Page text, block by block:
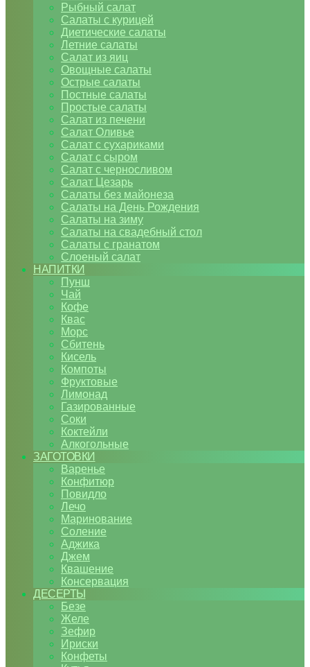
Рыбный салат
Салаты с курицей
Диетические салаты
Летние салаты
Салат из яиц
Овощные салаты
Острые салаты
Постные салаты
Простые салаты
Салат из печени
Салат Оливье
Салат с сухариками
Салат с сыром
Салат с черносливом
Салат Цезарь
Салаты без майонеза
Салаты на День Рождения
Салаты на зиму
Салаты на свадебный стол
Салаты с гранатом
Слоеный салат
НАПИТКИ
Пунш
Чай
Кофе
Квас
Морс
Сбитень
Кисель
Компоты
Фруктовые
Лимонад
Газированные
Соки
Коктейли
Алкогольные
ЗАГОТОВКИ
Варенье
Конфитюр
Повидло
Лечо
Маринование
Соление
Аджика
Джем
Квашение
Консервация
ДЕСЕРТЫ
Безе
Желе
Зефир
Ириски
Конфеты